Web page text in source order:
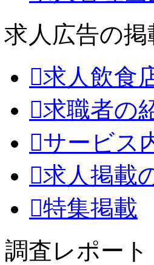
求人広告の
求人飲食
求職者の
サービス
求人掲載
特集掲載
調査レポー